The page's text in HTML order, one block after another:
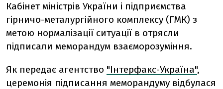
Кабінет міністрів України і підприємства
гірничо-металургійного комплексу (ГМК) з
метою нормалізації ситуації в отрясли
підписали меморандум взаєморозуміння.
Як передає агентство "Інтерфакс-Україна",
церемонія підписання меморандуму відбулася